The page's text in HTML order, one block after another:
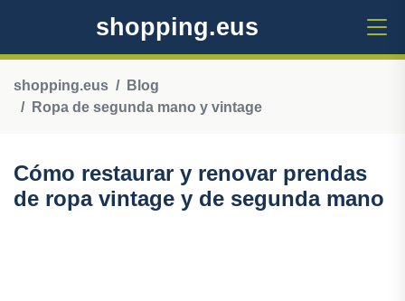
shopping.eus
shopping.eus
Blog
Ropa de segunda mano y vintage
Cómo restaurar y renovar prendas
de ropa vintage y de segunda mano